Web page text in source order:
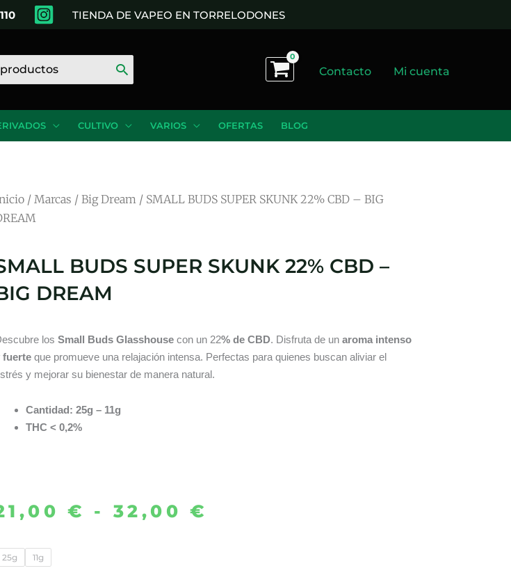
TIENDA DE VAPEO EN TORRELODONES
Contacto Mi cuenta
CULTIVO VARIOS OFERTAS BLOG
/ Marcas / Big Dream / SMALL BUDS SUPER SKUNK 22% CBD – BIG
BUDS SUPER SKUNK 22% CBD –
DREAM
los Small Buds Glasshouse con un 22% de CBD. Disfruta de un aroma intenso
fuerte que promueve una relajación intensa. Perfectas para quienes buscan aliviar el
y mejorar su bienestar de manera natural.
Cantidad: 25g – 11g
THC < 0,2%
€ - 32,00€
25g 11g
SMALL